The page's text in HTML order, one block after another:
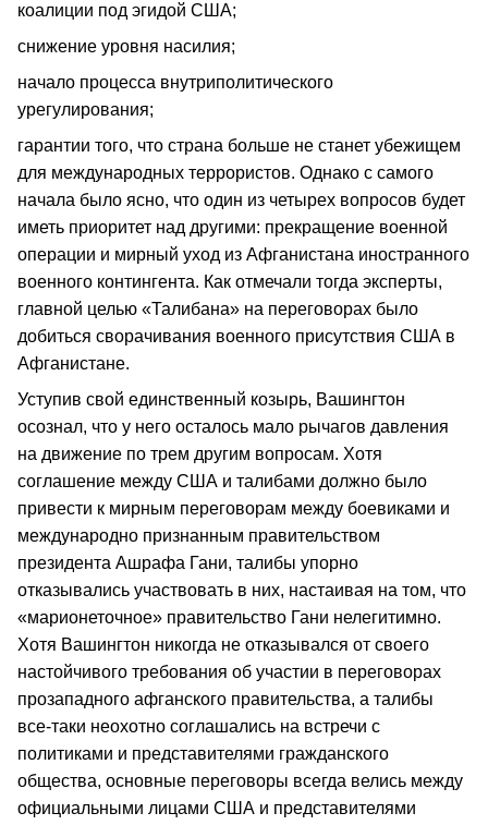
коалиции под эгидой США;
снижение уровня насилия;
начало процесса внутриполитического
урегулирования;
гарантии того, что страна больше не станет убежищем
для международных террористов. Однако с самого
начала было ясно, что один из четырех вопросов будет
иметь приоритет над другими: прекращение военной
операции и мирный уход из Афганистана иностранного
военного контингента. Как отмечали тогда эксперты,
главной целью «Талибана» на переговорах было
добиться сворачивания военного присутствия США в
Афганистане.
Уступив свой единственный козырь, Вашингтон
осознал, что у него осталось мало рычагов давления
на движение по трем другим вопросам. Хотя
соглашение между США и талибами должно было
привести к мирным переговорам между боевиками и
международно признанным правительством
президента Ашрафа Гани, талибы упорно
отказывались участвовать в них, настаивая на том, что
«марионеточное» правительство Гани нелегитимно.
Хотя Вашингтон никогда не отказывался от своего
настойчивого требования об участии в переговорах
прозападного афганского правительства, а талибы
все-таки неохотно соглашались на встречи с
политиками и представителями гражданского
общества, основные переговоры всегда велись между
официальными лицами США и представителями